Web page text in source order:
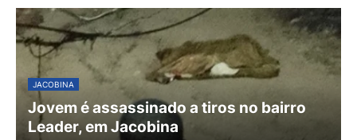
JACOBINA
Jovem é assassinado a tiros no bairro
Leader, em Jacobina